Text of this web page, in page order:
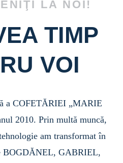
LA NOI!
TIMP
VOI
a COFETĂRIEI „MARIE
2010. Prin multă muncă,
am transformat în
BOGDĂNEL, GABRIEL,